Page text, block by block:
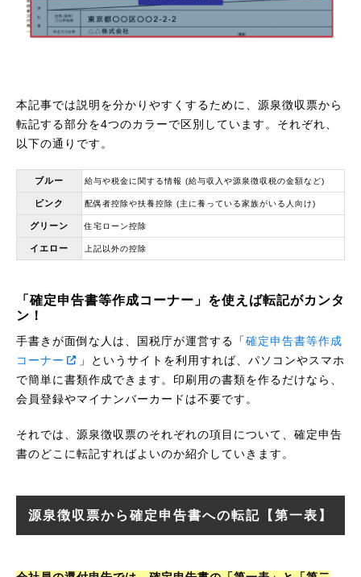
本記事では説明を分かりやすくするために、源泉徴収票から
転記する部分を4つのカラーで区別しています。それぞれ、
以下の通りです。
ブルー 給与や税金に関する情報 (給与収入や源泉徴収税の金額など)
ピンク 配偶者控除や扶養控除 (主に養っている家族がいる人向け)
グリーン 住宅ローン控除
イエロー 上記以外の控除
「確定申告書等作成コーナー」を使えば転記がカンタ
ン！
手書きが面倒な人は、国税庁が運営する「確定申告書等作成
コーナー
」というサイトを利用すれば、パソコンやスマホ
で簡単に書類作成できます。印刷用の書類を作るだけなら、
会員登録やマイナンバーカードは不要です。
それでは、源泉徴収票のそれぞれの項目について、確定申告
書のどこに転記すればよいのか紹介していきます。
源泉徴収票から確定申告書への転記【第一表】